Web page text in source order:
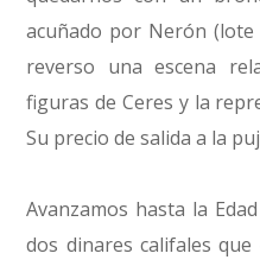
acuñado por Nerón
reverso una escena
figuras de Ceres y la
Su precio de salida a la
Avanzamos hasta la
dos dinares califales